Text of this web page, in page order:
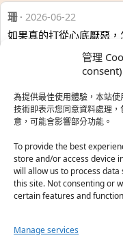
管理
consent)
為提供最佳使用體驗，本站
技術即表示您同意資料處理
意，可能會影響部分功能。
To provide the best
store and/or access device
will allow us to process
this site. Not consenting or
certain features and
Manage services
珊· 2026-06-22
如果真的打從心底厭惡
熱帶魚·2026-06-22
之前看到網路上有人說
真…
於『強風吹拂』
珊·2026-06-18
第…